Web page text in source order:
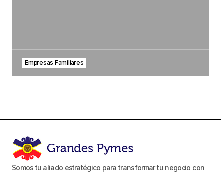
Empresas Familiares
Somos tu aliado estratégico para transformar tu negocio con